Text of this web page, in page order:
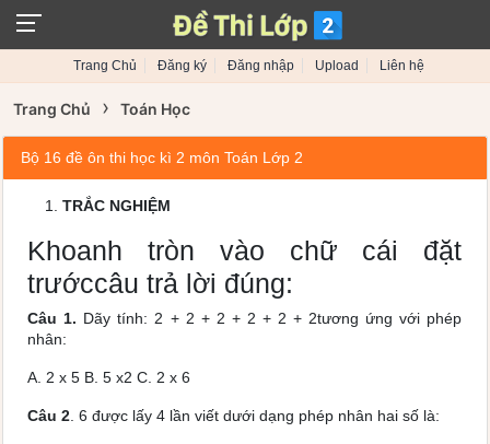
Trang Chủ Đăng ký Đăng nhập Upload Liên hệ
Trang Chủ › Toán Học
Bộ 16 đề ôn thi học kì 2 môn Toán Lớp 2
TRẮC NGHIỆM
Khoanh tròn vào chữ cái đặt
trướccâu trả lời đúng:
Câu 1. Dãy tính: 2 + 2 + 2 + 2 + 2 + 2tương ứng với phép
nhân:
A. 2 x 5 B. 5 x2 C. 2 x 6
Câu 2 . 6 được lấy 4 lần viết dưới dạng phép nhân hai số là: